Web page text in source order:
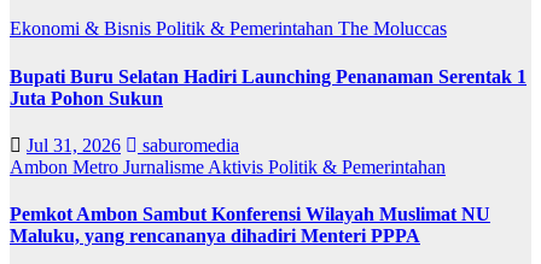
Ekonomi & Bisnis Politik & Pemerintahan The Moluccas
Bupati Buru Selatan Hadiri Launching Penanaman Serentak 1
Juta Pohon Sukun
Jul 31, 2026
saburomedia
Ambon Metro Jurnalisme Aktivis Politik & Pemerintahan
Pemkot Ambon Sambut Konferensi Wilayah Muslimat NU
Maluku, yang rencananya dihadiri Menteri PPPA